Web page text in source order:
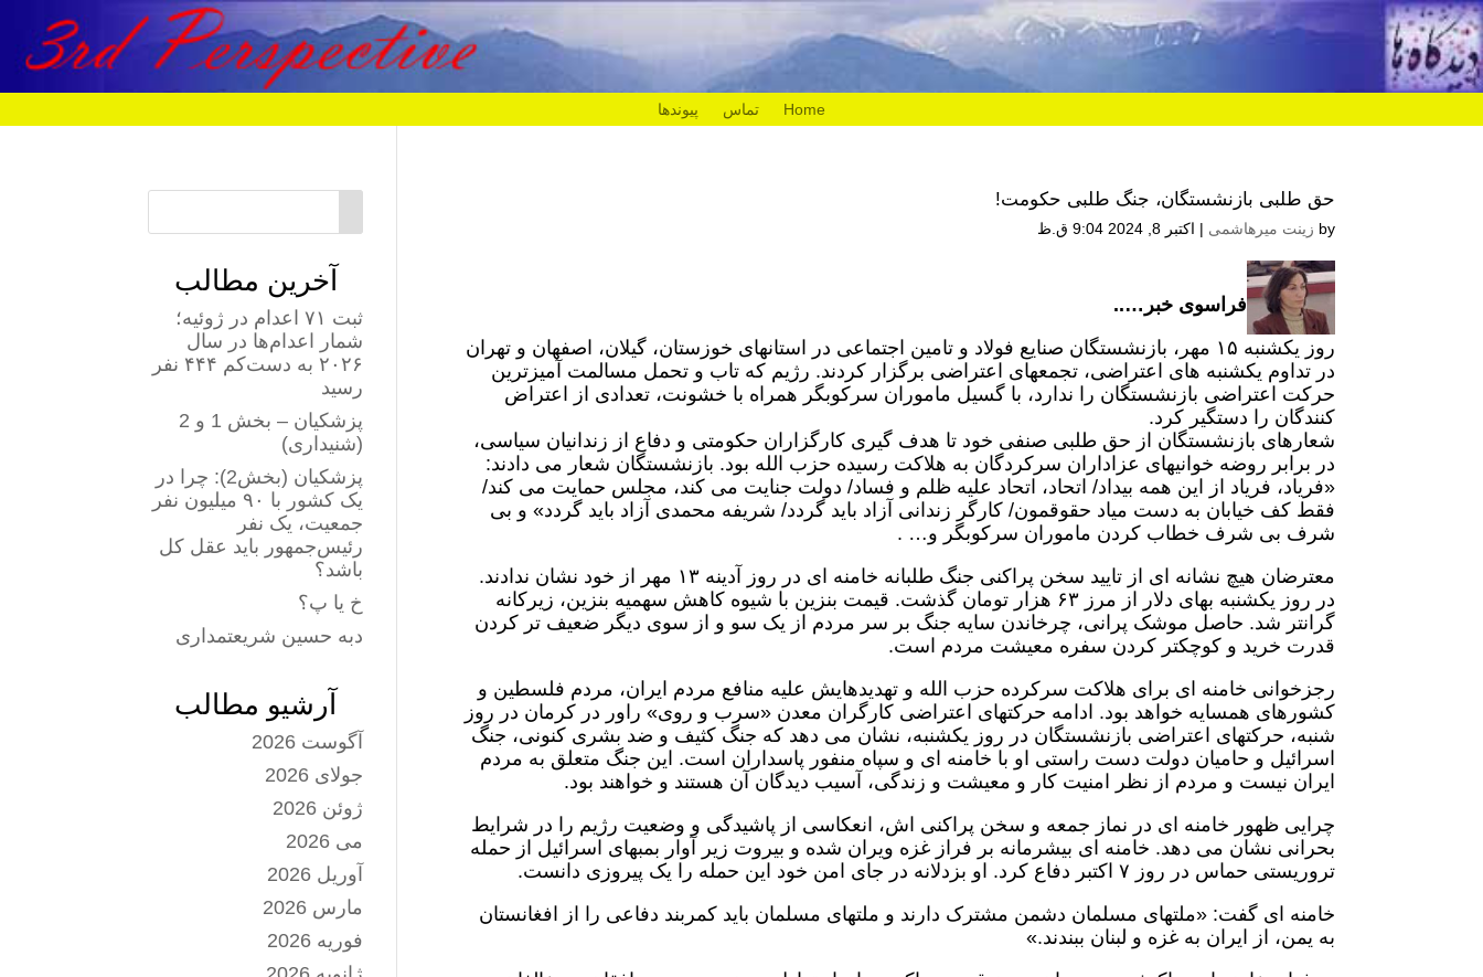
Home تماس پیوندها
حق طلبی بازنشستگان، جنگ طلبی حکومت!
by زینت میرهاشمی | اکتبر 8, 2024 9:04 ق.ظ
فراسوی خبر…..
روز یکشنبه ۱۵ مهر، بازنشستگان صنایع فولاد و تامین اجتماعی در استانهای خوزستان، گیلان، اصفهان و تهران
در تداوم یکشنبه های اعتراضی، تجمعهای اعتراضی برگزار کردند. رژیم که تاب و تحمل مسالمت آمیزترین
حرکت اعتراضی بازنشستگان را ندارد، با گسیل ماموران سرکوبگر همراه با خشونت، تعدادی از اعتراض
کنندگان را دستگیر کرد.
شعارهای بازنشستگان از حق طلبی صنفی خود تا هدف گیری کارگزاران حکومتی و دفاع از زندانیان سیاسی،
در برابر روضه خوانیهای عزاداران سرکردگان به هلاکت رسیده حزب الله بود. بازنشستگان شعار می دادند:
«فریاد، فریاد از این همه بیداد/ اتحاد، اتحاد علیه ظلم و فساد/ دولت جنایت می کند، مجلس حمایت می کند/
فقط کف خیابان به دست میاد حقوقمون/ کارگر زندانی آزاد باید گردد/ شریفه محمدی آزاد باید گردد» و بی
شرف بی شرف خطاب کردن ماموران سرکوبگر و… .
معترضان هیچ نشانه ای از تایید سخن پراکنی جنگ طلبانه خامنه ای در روز آدینه ۱۳ مهر از خود نشان ندادند.
در روز یکشنبه بهای دلار از مرز ۶۳ هزار تومان گذشت. قیمت بنزین با شیوه کاهش سهمیه بنزین، زیرکانه
گرانتر شد. حاصل موشک پرانی، چرخاندن سایه جنگ بر سر مردم از یک سو و از سوی دیگر ضعیف تر کردن
قدرت خرید و کوچکتر کردن سفره معیشت مردم است.
رجزخوانی خامنه ای برای هلاکت سرکرده حزب الله و تهدیدهایش علیه منافع مردم ایران، مردم فلسطین و
کشورهای همسایه خواهد بود. ادامه حرکتهای اعتراضی کارگران معدن «سرب و روی» راور در کرمان در روز
شنبه، حرکتهای اعتراضی بازنشستگان در روز یکشنبه، نشان می دهد که جنگ کثیف و ضد بشری کنونی، جنگ
اسرائیل و حامیان دولت دست راستی او با خامنه ای و سپاه منفور پاسداران است. این جنگ متعلق به مردم
ایران نیست و مردم از نظر امنیت کار و معیشت و زندگی، آسیب دیدگان آن هستند و خواهند بود.
چرایی ظهور خامنه ای در نماز جمعه و سخن پراکنی اش، انعکاسی از پاشیدگی و وضعیت رژیم را در شرایط
بحرانی نشان می دهد. خامنه ای بیشرمانه بر فراز غزه ویران شده و بیروت زیر آوار بمبهای اسرائیل از حمله
تروریستی حماس در روز ۷ اکتبر دفاع کرد. او بزدلانه در جای امن خود این حمله را یک پیروزی دانست.
خامنه ای گفت: «ملتهای مسلمان دشمن مشترک دارند و ملتهای مسلمان باید کمربند دفاعی را از افغانستان
به یمن، از ایران به غزه و لبنان ببندند.»
آخرین مطالب
ثبت ۷۱ اعدام در ژوئیه؛
شمار اعدام‌ها در سال
۲۰۲۶ به دست‌کم ۴۴۴ نفر
رسید
پزشکیان – بخش 1 و 2
(شنیداری)
پزشکیان (بخش2): چرا در
یک کشور با ۹۰ میلیون نفر
جمعیت، یک نفر
رئیس‌جمهور باید عقل کل
باشد؟
خ یا پ؟
دبه حسین شریعتمداری
آرشیو مطالب
آگوست 2026
جولای 2026
ژوئن 2026
می 2026
آوریل 2026
مارس 2026
فوریه 2026